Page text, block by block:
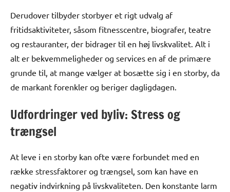
Derudover tilbyder storbyer et rigt udvalg af
fritidsaktiviteter, såsom fitnesscentre, biografer, teatre
og restauranter, der bidrager til en høj livskvalitet. Alt i
alt er bekvemmeligheder og services en af de primære
grunde til, at mange vælger at bosætte sig i en storby, da
de markant forenkler og beriger dagligdagen.
Udfordringer ved byliv: Stress og
trængsel
At leve i en storby kan ofte være forbundet med en
række stressfaktorer og trængsel, som kan have en
negativ indvirkning på livskvaliteten. Den konstante larm